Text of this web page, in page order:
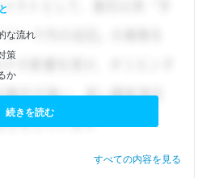
な流れ
策
か
続きを読む
すべての内容を見る